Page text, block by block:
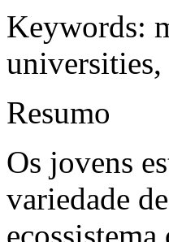
Keywords:
Resumo
Os jovens
variedade